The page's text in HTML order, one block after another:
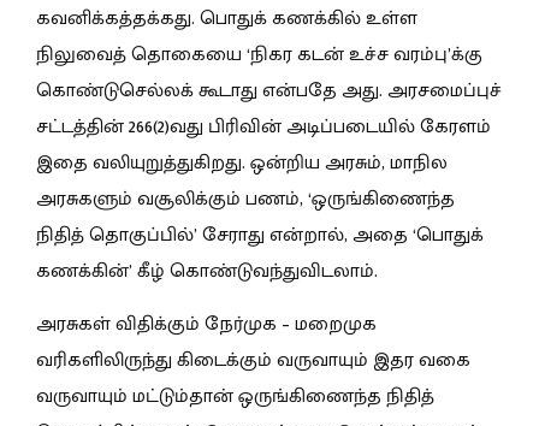
கவனிக்கத்தக்கது. பொதுக் கணக்கில் உள்ள
நிலுவைத் தொகையை ‘நிகர கடன் உச்ச வரம்பு’க்கு
கொண்டுசெல்லக் கூடாது என்பதே அது. அரசமைப்புச்
சட்டத்தின் 266(2)வது பிரிவின் அடிப்படையில் கேரளம்
இதை வலியுறுத்துகிறது. ஒன்றிய அரசும், மாநில
அரசுகளும் வசூலிக்கும் பணம், ‘ஒருங்கிணைந்த
நிதித் தொகுப்பில்’ சேராது என்றால், அதை ‘பொதுக்
கணக்கின்’ கீழ் கொண்டுவந்துவிடலாம்.
அரசுகள் விதிக்கும் நேர்முக – மறைமுக
வரிகளிலிருந்து கிடைக்கும் வருவாயும் இதர வகை
வருவாயும் மட்டும்தான் ஒருங்கிணைந்த நிதித்